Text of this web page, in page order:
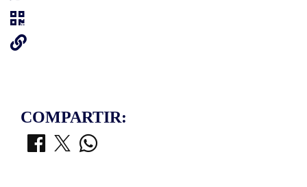
COMPARTIR: